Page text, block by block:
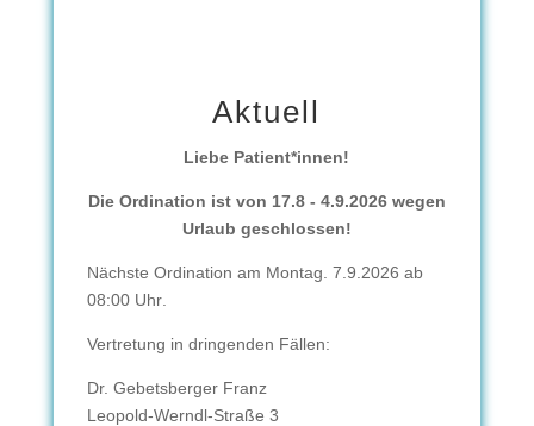
Aktuell
Liebe Patient*innen!
Die Ordination ist von 17.8 - 4.9.2026wegen
Urlaub geschlossen!
Nächste Ordination am Montag. 7.9.2026 ab
08:00 Uhr.
Vertretung in dringenden Fällen:
Dr. Gebetsberger Franz
Leopold-Werndl-Straße 3